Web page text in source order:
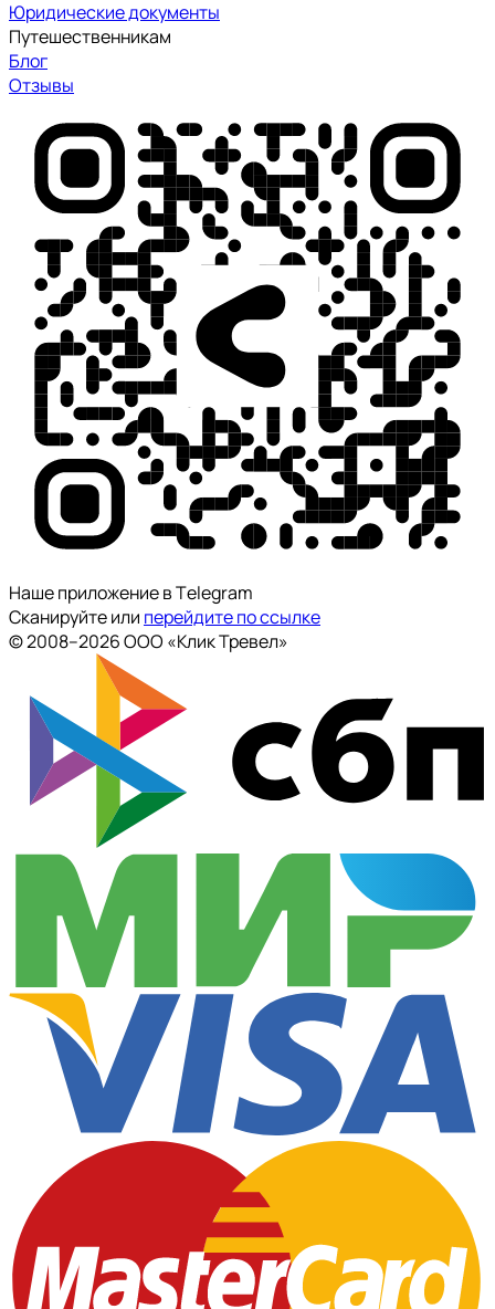
Юридические документы
Путешественникам
Блог
Отзывы
Наше приложение в Тelegram
Сканируйте или перейдите по ссылке
© 2008--2026 ООО «Клик Тревел»